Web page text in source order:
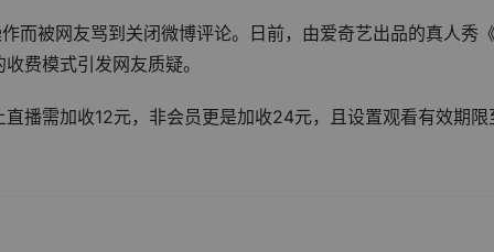
而被网友骂到关闭微博评论。日前，由爱奇艺出品的真人秀
费模式引发网友质疑。
播需加收12元，非会员更是加收24元，且设置观看有效期限